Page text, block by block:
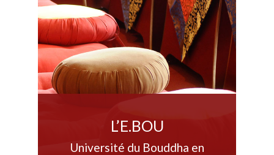
L’E.BOU
Université du Bouddha en